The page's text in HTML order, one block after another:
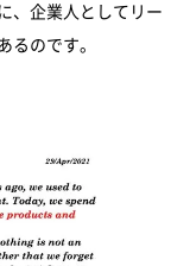
、企業人としてリー
るのです。